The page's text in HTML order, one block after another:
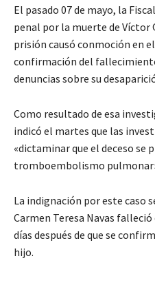
El pasado 07 de mayo, la
penal por la muerte de Víctor
prisión causó conmoción en
confirmación del
denuncias sobre su
Como resultado de esa
indicó el martes que las
«dictaminar que el deceso se
tromboembolismo
La indignación por este caso
Carmen Teresa Navas
días después de que se
hijo.